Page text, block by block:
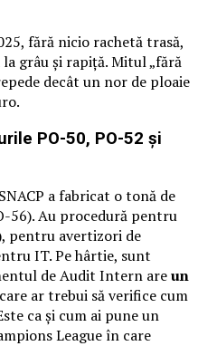
fără nicio rachetă trasă,
la grâu și rapiță. Mitul „fără
decât un nor de ploaie
PO-50, PO-52 și
a fabricat o tonă de
56). Au procedură pentru
pentru avertizori de
IT. Pe hârtie, sunt
de Audit Intern areun
ar trebui să verifice cum
ca și cum ai pune un
League în care